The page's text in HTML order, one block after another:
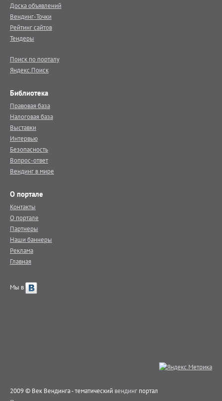
Доска объявлений
Вендинг-Точки
Рейтинг сайтов
Тендеры
Поиск по порталу
Яндекс.Поиск
Библиотека
Правовая база
Налоговая база
Выставки
Интервью
Безопасность
Вопрос-ответ
Вендинг в мире
О портале
Контакты
О портале
Партнеры
Наши баннеры
Реклама
Главная
Мы в
2009 © Век Вендинга - тематический вендинг портал